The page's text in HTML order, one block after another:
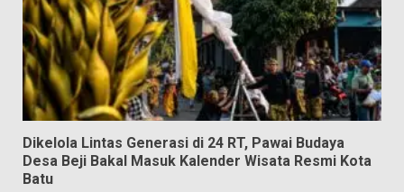
Dikelola Lintas Generasi di 24 RT, Pawai Budaya
Desa Beji Bakal Masuk Kalender Wisata Resmi Kota
Batu